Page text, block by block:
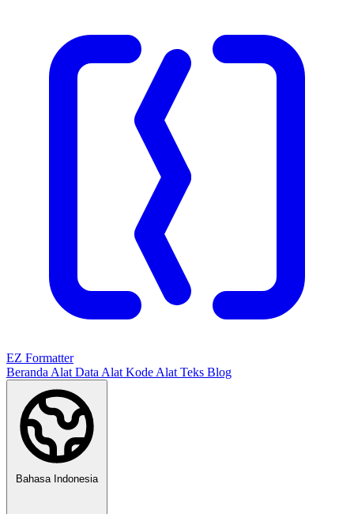
EZ Formatter
Beranda Alat Data Alat Kode Alat Teks Blog
Bahasa Indonesia